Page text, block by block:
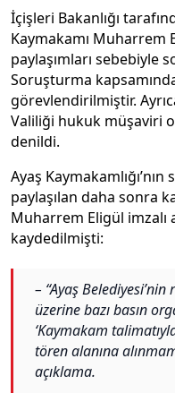
İçişleri Bakanlığı
Kaymakamı Muharrem
paylaşımları sebebiyle
Soruşturma
görevlendirilmiştir.
Valiliği hukuk müşaviri
denildi.
Ayaş
paylaşılan daha sonra
Muharrem Eligül imzalı
kaydedilmişti:
– “Ayaş
üzerine bazı basın
‘Kaymakam
tören alanına
açıklama.